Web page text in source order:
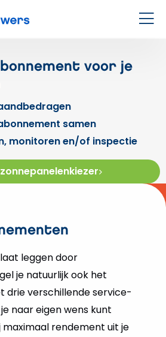
voor je
samen
monitoren en/of inspectie
laat leggen door
je natuurlijk ook het
drie verschillende service-
naar eigen wens kunt
rendement uit je